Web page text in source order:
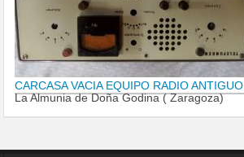
CARCASA VACIA EQUIPO RADIO ANTIGUO
La Almunia de Doña Godina ( Zaragoza)